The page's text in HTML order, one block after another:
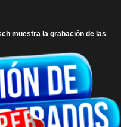
muestra la grabación de las